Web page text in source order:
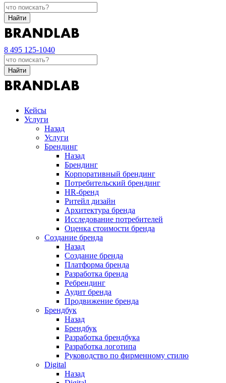
Найти
8 495 125-1040
Найти
Кейсы
Услуги
Назад
Услуги
Брендинг
Назад
Брендинг
Корпоративный брендинг
Потребительский брендинг
НR-бренд
Ритейл дизайн
Архитектура бренда
Исследование потребителей
Оценка стоимости бренда
Создание бренда
Назад
Создание бренда
Платформа бренда
Разработка бренда
Ребрендинг
Аудит бренда
Продвижение бренда
Брендбук
Назад
Брендбук
Разработка брендбука
Разработка логотипа
Руководство по фирменному стилю
Digital
Назад